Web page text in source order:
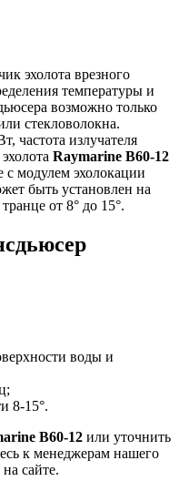
эхолота врезного
температуры и
возможно только
стекловолокна.
частота излучателя
Raymarine B60-12
с модулем эхолокации
быть установлен на
от 8° до 15°.
воды и
8-15°.
B60-12 или уточнить
к менеджерам нашего
сайте.